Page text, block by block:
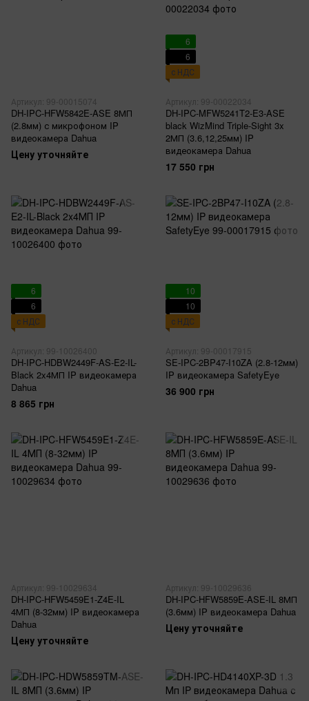
Артикул: 99-00015074
DH-IPC-HFW5842E-ASE 8МП
(2.8мм) с микрофоном IP
видеокамера Dahua
Цену уточняйте
6
6
с НДС
Артикул: 99-00022034
DH-IPC-MFW5241T2-E3-ASE
black WizMind Triple-Sight 3x
2МП (3.6,12,25мм) IP
видеокамера Dahua
17 550 грн
6
6
с НДС
Артикул: 99-10026400
DH-IPC-HDBW2449F-AS-E2-IL-
Black 2x4МП IP видеокамера
Dahua
8 865 грн
10
10
с НДС
Артикул: 99-00017915
SE-IPC-2BP47-I10ZA (2.8-12мм)
IP видеокамера SafetyEye
36 900 грн
Артикул: 99-10029634
DH-IPC-HFW5459E1-Z4E-IL
4МП (8-32мм) IP видеокамера
Dahua
Цену уточняйте
Артикул: 99-10029636
DH-IPC-HFW5859E-ASE-IL 8МП
(3.6мм) IP видеокамера Dahua
Цену уточняйте